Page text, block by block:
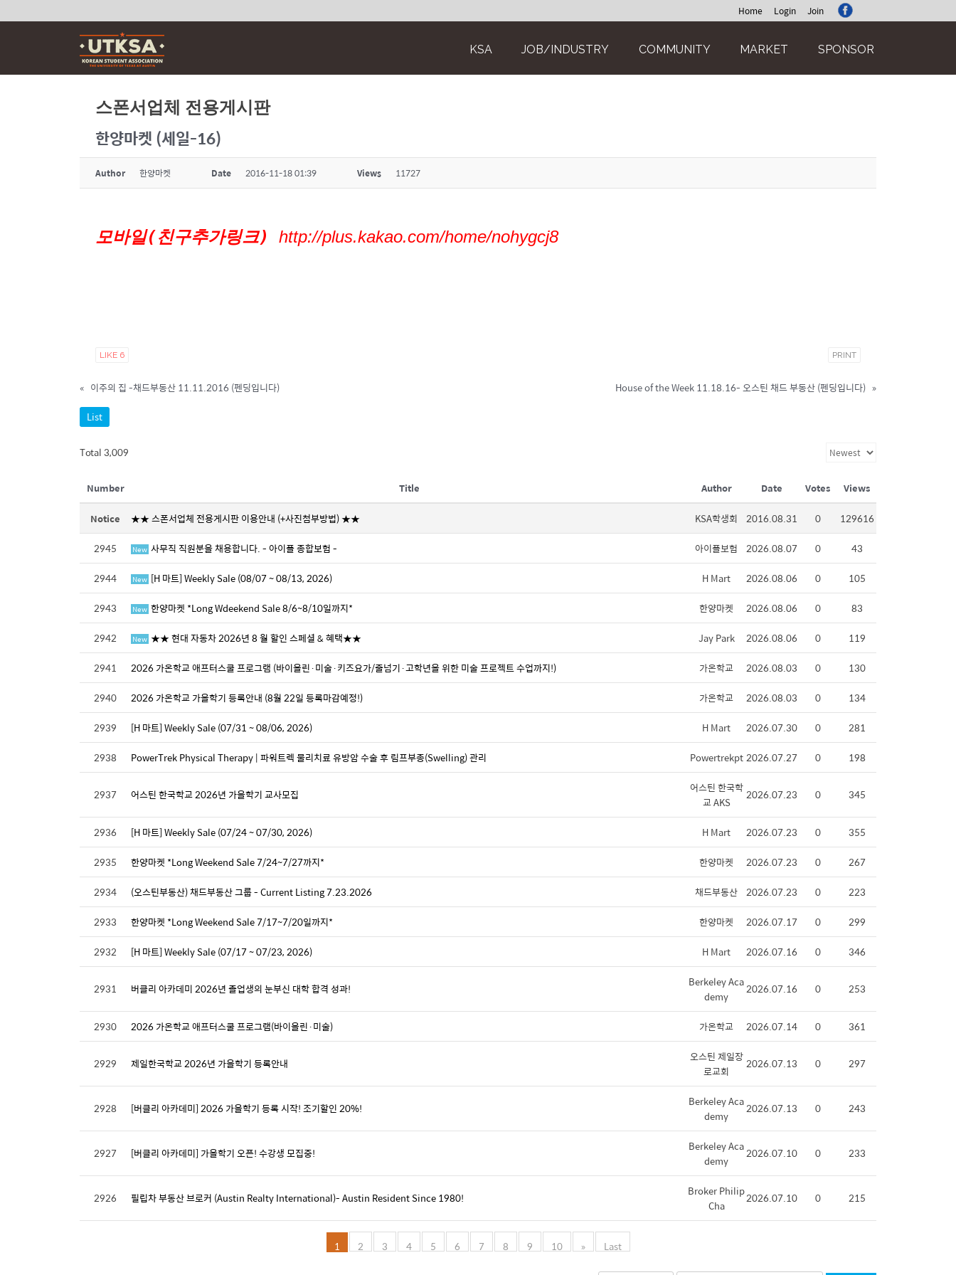
Home Login Join
KSA JOB/INDUSTRY COMMUNITY MARKET SPONSOR
스폰서업체 전용게시판
한양마켓 (세일-16)
Author 한양마켓 Date 2016-11-18 01:39 Views 11727
모바일(친구추가링크) http://plus.kakao.com/home/nohygcj8
LIKE 6 PRINT
« 이주의 집 -채드부동산 11.11.2016 (펜딩입니다) House of the Week 11.18.16- 오스틴 채드 부동산 (펜딩입니다) »
List
Total 3,009
Number Title Author Date Votes Views
Notice ★★ 스폰서업체 전용게시판 이용안내 (+사진첨부방법) ★★ KSA학생회 2016.08.31 0
129616
2945
New 사무직 직원분을 채용합니다. - 아이플 종합보험 - 아이플보험 2026.08.07 0
43
2944
New [H 마트] Weekly Sale (08/07 ~ 08/13, 2026) H Mart 2026.08.06 0
105
2943
New 한양마켓 *Long Wdeekend Sale 8/6~8/10일까지* 한양마켓 2026.08.06 0
83
2942
New ★★ 현대 자동차 2026년 8 월 할인 스페셜 & 혜택★★ Jay Park 2026.08.06 0
119
2941
2026 가온학교 애프터스쿨 프로그램 (바이올린·미술·키즈요가/줄넘기·고학년을 위한 미술 프로젝트 수업까지!) 가온학교 2026.08.03 0
130
2940
2026 가온학교 가을학기 등록안내 (8월 22일 등록마감예정!) 가온학교 2026.08.03 0
134
2939
[H 마트] Weekly Sale (07/31 ~ 08/06, 2026) H Mart 2026.07.30 0
281
2938
PowerTrek Physical Therapy | 파워트렉 물리치료 유방암 수술 후 림프부종(Swelling) 관리 Powertrekpt 2026.07.27 0 198
2937 어스틴 한국학교 2026년 가을학기 교사모집
어스틴 한국학
교 AKS
2026.07.23 0 345
2936 [H 마트] Weekly Sale (07/24 ~ 07/30, 2026) H Mart 2026.07.23 0
355
2935
한양마켓 *Long Weekend Sale 7/24~7/27까지* 한양마켓 2026.07.23 0
267
2934
(오스틴부동산) 채드부동산 그룹 - Current Listing 7.23.2026 채드부동산 2026.07.23 0
223
2933
한양마켓 *Long Weekend Sale 7/17~7/20일까지* 한양마켓 2026.07.17 0
299
2932
[H 마트] Weekly Sale (07/17 ~ 07/23, 2026) H Mart 2026.07.16 0 346
2931 버클리 아카데미 2026년 졸업생의 눈부신 대학 합격 성과!
Berkeley Aca
demy
2026.07.16 0 253
2930 2026 가온학교 애프터스쿨 프로그램(바이올린·미술) 가온학교 2026.07.14 0 361
2929 제일한국학교 2026년 가을학기 등록안내
오스틴 제일장
로교회
2026.07.13 0 297
2928 [버클리 아카데미] 2026 가을학기 등록 시작! 조기할인 20%!
Berkeley Aca
demy
2026.07.13 0 243
2927 [버클리 아카데미] 가을학기 오픈! 수강생 모집중!
Berkeley Aca
demy
2026.07.10 0 233
2926 필립차 부동산 브로커 (Austin Realty International)- Austin Resident Since 1980!
Broker Philip
Cha
2026.07.10 0 215
1 2 3 4 5 6 7 8 9 10 » Last